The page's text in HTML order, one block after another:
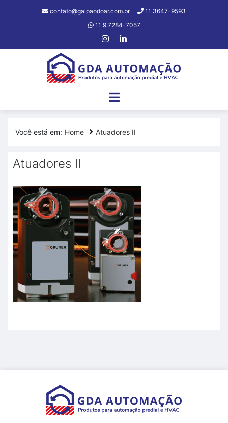
contato@galpaodoar.com.br
11 3647-9593
11 9 7284-7057
Você está em: Home Atuadores II
Atuadores II